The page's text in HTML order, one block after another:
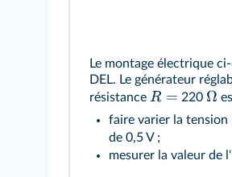
Le montage électrique
DEL. Le générateur
résistance R = 220 Ω
faire varier la tension
de 0,5 V ;
mesurer la valeur de